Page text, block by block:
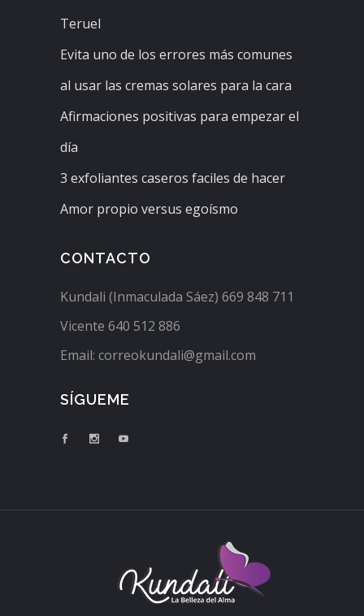
Teruel
Evita uno de los errores más comunes
al usar las cremas solares para la cara
Afirmaciones positivas para empezar el
día
3 exfoliantes caseros faciles de hacer
Amor propio versus egoísmo
CONTACTO
Kundali (Inmaculada Sáez) 669 848 711
Vicente 640 512 886
Email: correokundali@gmail.com
SÍGUEME